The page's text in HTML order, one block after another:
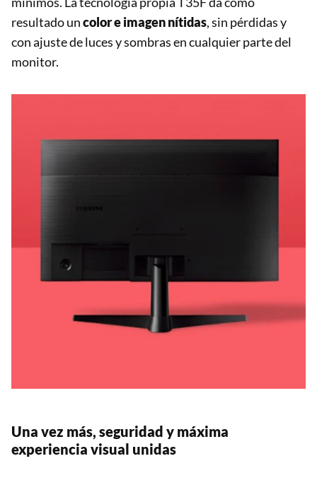
resultado uncolor e imagen nítidas, sin pérdidas y
con ajuste de luces y sombras en cualquier parte del
monitor.
Una vez más, seguridad y máxima
experiencia visual unidas